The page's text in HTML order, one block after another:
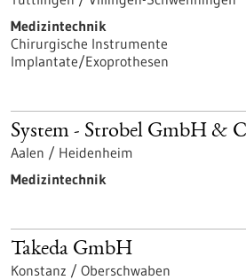
Medizintechnik
Chirurgische Instrumente
Implantate/Exoprothesen
System - Strobel GmbH &
Aalen / Heidenheim
Medizintechnik
Takeda GmbH
Konstanz / Oberschwaben